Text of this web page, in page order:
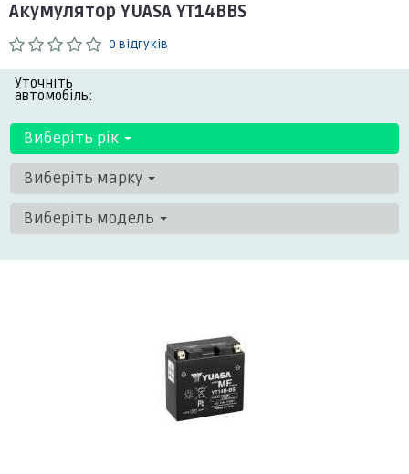
Акумулятор YUASA YT14BBS
0 відгуків
Уточніть
автомобіль:
Виберіть рік
Виберіть марку
Виберіть модель